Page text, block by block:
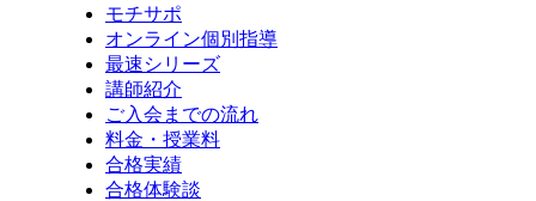
モチサポ
オンライン個別指導
最速シリーズ
講師紹介
ご入会までの流れ
料金・授業料
合格実績
合格体験談